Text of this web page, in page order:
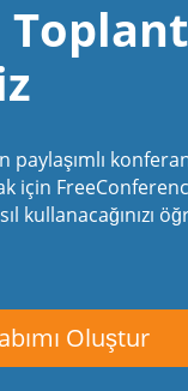
için
kullanacağınızı
Oluştur